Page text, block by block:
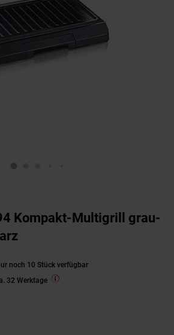
Kompakt-Multigrill grau-
noch 10 Stück verfügbar
32 Werktage